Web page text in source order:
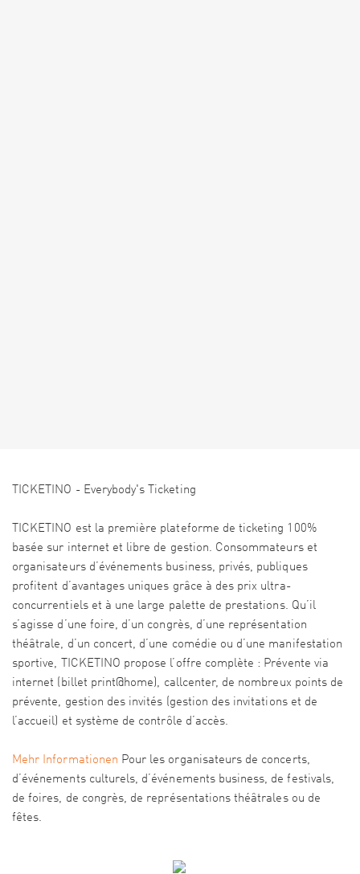
TICKETINO - Everybody's Ticketing
TICKETINO est la première plateforme de ticketing 100%
basée sur internet et libre de gestion. Consommateurs et
organisateurs d’événements business, privés, publiques
profitent d’avantages uniques grâce à des prix ultra-
concurrentiels et à une large palette de prestations. Qu’il
s’agisse d’une foire, d’un congrès, d’une représentation
théâtrale, d’un concert, d’une comédie ou d’une manifestation
sportive, TICKETINO propose l’offre complète : Prévente via
internet (billet print@home), callcenter, de nombreux points de
prévente, gestion des invités (gestion des invitations et de
l’accueil) et système de contrôle d’accès.
Mehr Informationen Pour les organisateurs de concerts,
d’événements culturels, d’événements business, de festivals,
de foires, de congrès, de représentations théâtrales ou de
fêtes.